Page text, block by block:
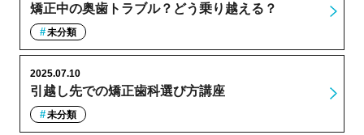
矯正中の奥歯トラブル？どう乗り越える？
未分類
引越し先での矯正歯科選び方講座
2025.07.10
未分類